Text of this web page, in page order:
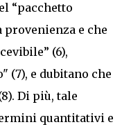
“pacchetto
provenienza e che
(6),
(7), e dubitano che
Di più, tale
quantitativi e